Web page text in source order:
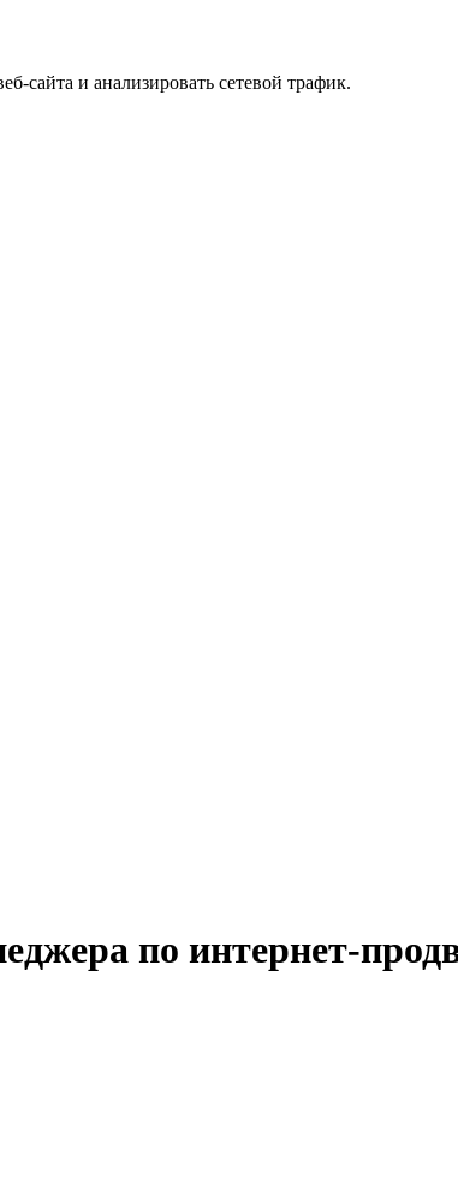
сайта и анализировать сетевой трафик.
по интернет-